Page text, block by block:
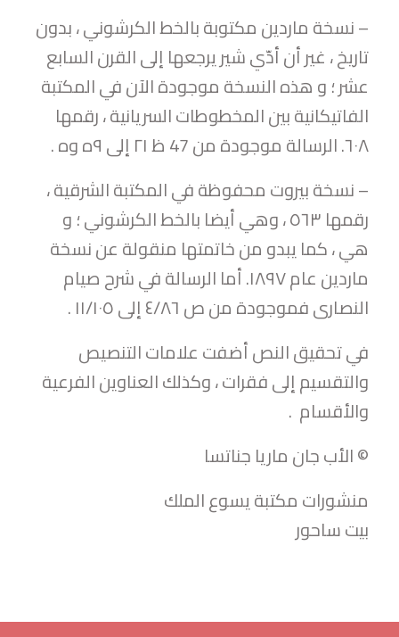
– نسخة ماردين مكتوبة بالخط الكرشوني ، بدون
تاریخ ، غير أن أدّي شير يرجعها إلى القرن السابع
عشر ؛ و هذه النسخة موجودة الآن في المكتبة
الفاتيكانية بين المخطوطات السريانية ، رقمها
٦۰۸. الرسالة موجودة من 47 ظ ۲۱ إلى ٩ہ وہ .
– نسخة بيروت محفوظة في المكتبة الشرقية ،
رقمها ٥٦٣ ، وهي أيضا بالخط الكرشوني ؛ و
هي ، كما يبدو من خاتمتها منقولة عن نسخة
ماردین عام ۱۸۹۷. أما الرسالة في شرح صيام
النصاری فموجودة من ص ٤/٨٦ إلى ۱۱/١٠٥ .
في تحقيق النص أضفت علامات التنصيص
والتقسيم إلى فقرات ، وكذلك العناوين الفرعية
والأقسام .
© الأب جان ماريا جناتسا
منشورات مكتبة يسوع الملك
بيت ساحور